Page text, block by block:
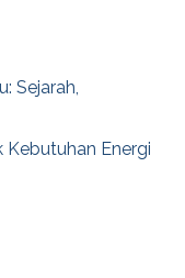
Sejarah,
Kebutuhan Energi